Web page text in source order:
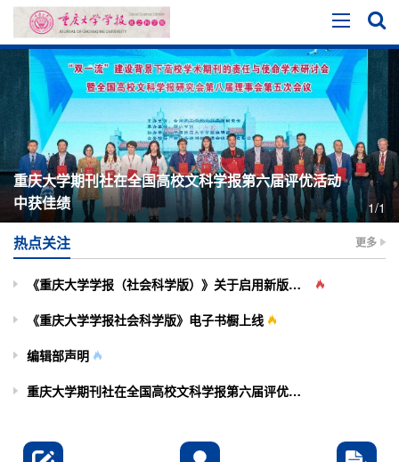
重庆大学期刊社在全国高校文科学报第六届评优活动
中获佳绩
1/1
热点关注 更多
《重庆大学学报（社会科学版）》关于启用新版投审稿系统的通知
《重庆大学学报社会科学版》电子书橱上线
编辑部声明
重庆大学期刊社在全国高校文科学报第六届评优活动中获佳绩